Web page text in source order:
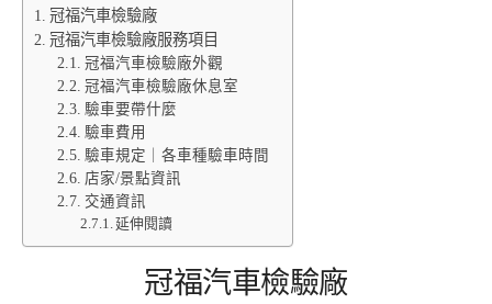
冠福汽車檢驗廠
冠福汽車檢驗廠服務項目
冠福汽車檢驗廠外觀
冠福汽車檢驗廠休息室
驗車要帶什麼
驗車費用
驗車規定｜各車種驗車時間
店家/景點資訊
交通資訊
延伸閱讀
冠福汽車檢驗廠